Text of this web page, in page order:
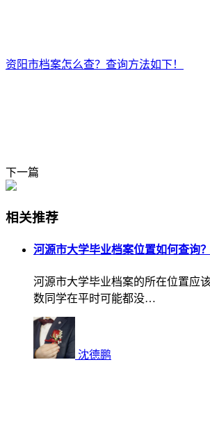
资阳市档案怎么查？查询方法如下！
下一篇
相关推荐
河源市大学毕业档案位置如何查询？
河源市大学毕业档案的所在位置应
数同学在平时可能都没…
沈德鹏